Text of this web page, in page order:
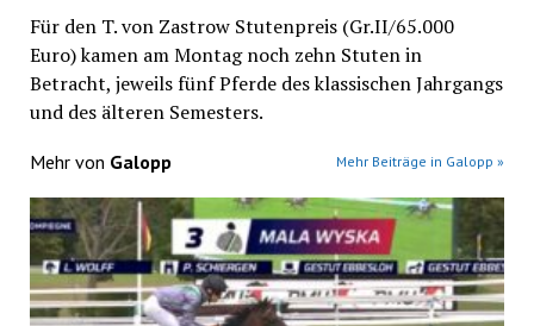
Für den T. von Zastrow Stutenpreis (Gr.II/65.000
Euro) kamen am Montag noch zehn Stuten in
Betracht, jeweils fünf Pferde des klassischen Jahrgangs
und des älteren Semesters.
Mehr von Galopp Mehr Beiträge in Galopp »